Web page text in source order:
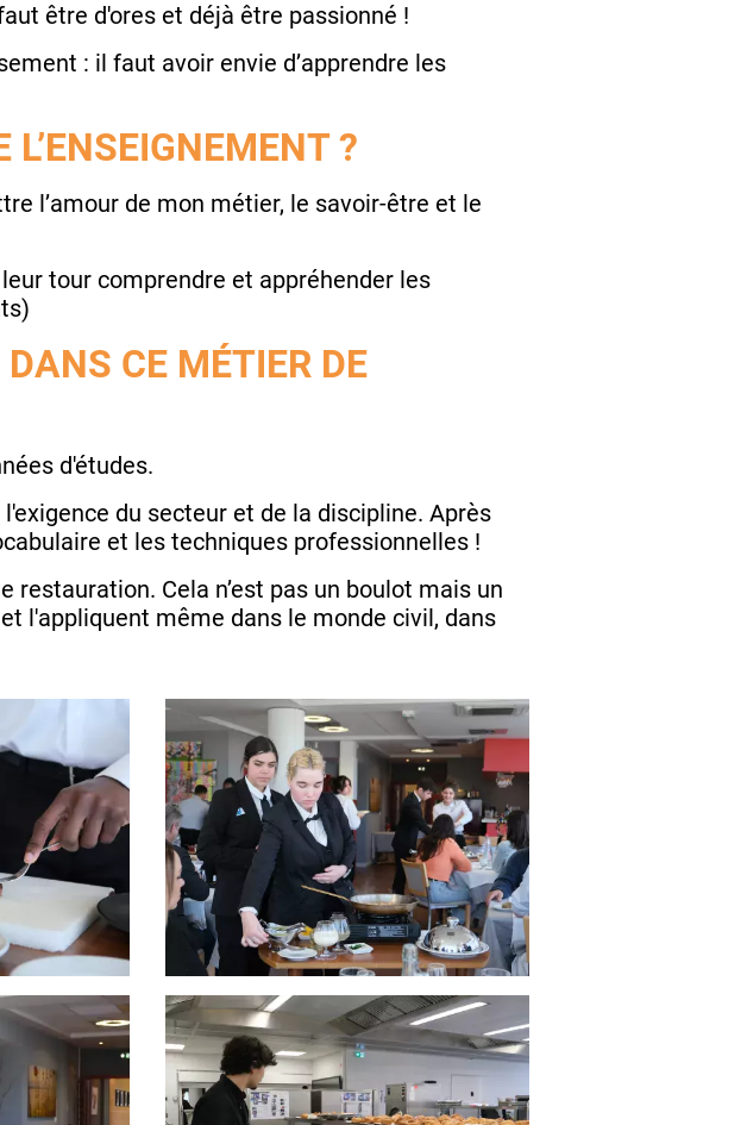
être d'ores et déjà être passionné !
: il faut avoir envie d’apprendre les
?
l’amour de mon métier, le savoir-être et le
tour comprendre et appréhender les
CE MÉTIER DE
d'études.
du secteur et de la discipline. Après
et les techniques professionnelles !
Cela n’est pas un boulot mais un
l'appliquent même dans le monde civil, dans